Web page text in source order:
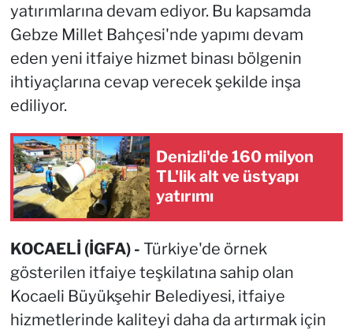
yatırımlarına devam ediyor. Bu kapsamda
Gebze Millet Bahçesi'nde yapımı devam
eden yeni itfaiye hizmet binası bölgenin
ihtiyaçlarına cevap verecek şekilde inşa
ediliyor.
Denizli'de 160 milyon
TL'lik alt ve üstyapı
yatırımı
KOCAELİ (İGFA) - Türkiye'de örnek
gösterilen itfaiye teşkilatına sahip olan
Kocaeli Büyükşehir Belediyesi, itfaiye
hizmetlerinde kaliteyi daha da artırmak için